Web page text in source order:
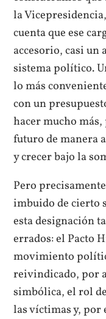
la
cuenta que ese
accesorio, casi
sistema político.
lo más
con un
hacer mucho
futuro de manera
y crecer bajo la
Pero
imbuido de cierto
esta designación
errados: el Pacto
movimiento
reivindicado, por
simbólica, el rol
las víctimas y, por